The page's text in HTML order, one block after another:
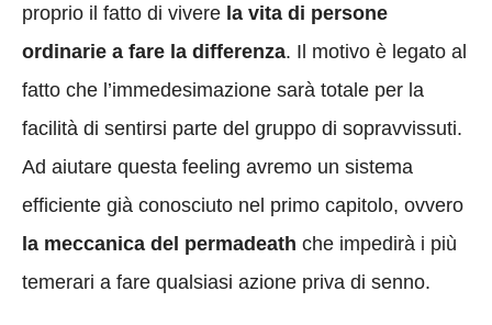
proprio il fatto di vivere la vita di persone
ordinarie a fare la differenza. Il motivo è legato al
fatto che l’immedesimazione sarà totale per la
facilità di sentirsi parte del gruppo di sopravvissuti.
Ad aiutare questa feeling avremo un sistema
efficiente già conosciuto nel primo capitolo, ovvero
la meccanica del permadeath che impedirà i più
temerari a fare qualsiasi azione priva di senno.